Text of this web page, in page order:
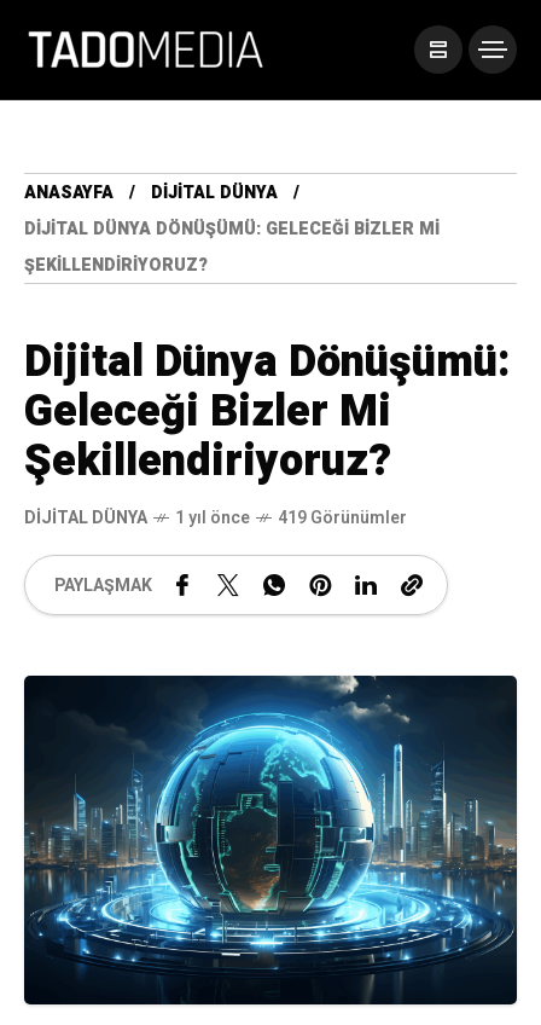
ANASAYFA
DIJITAL DÜNYA
DIJITAL DÜNYA DÖNÜŞÜMÜ: GELECEĞI BIZLER MI
ŞEKILLENDIRIYORUZ?
Dijital Dünya Dönüşümü:
Geleceği Bizler Mi
Şekillendiriyoruz?
DIJITAL DÜNYA 1 yıl önce 419 Görünümler
PAYLAŞMAK